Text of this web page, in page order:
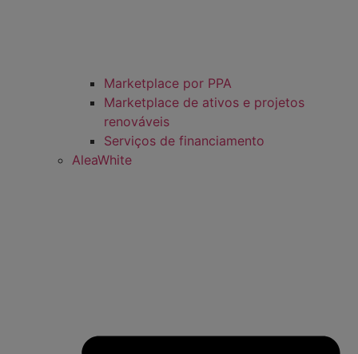
Marketplace por PPA
Marketplace de ativos e projetos
renováveis
Serviços de financiamento
AleaWhite